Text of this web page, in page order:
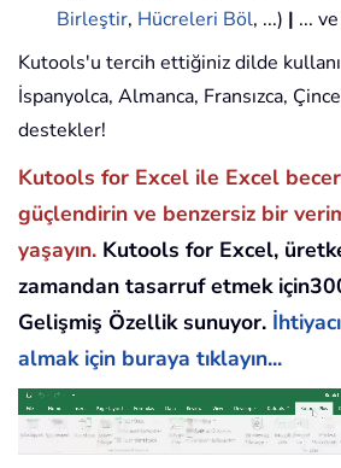
Birleştir, Hücreleri Böl, ...) | ...
Kutools'u tercih ettiğiniz dilde
İspanyolca, Almanca, Fransızca,
destekler!
Kutools for Excel ile Excel
güçlendirin ve benzersiz bir
yaşayın. Kutools for Excel,
zamandan tasarruf etmek
Gelişmiş Özellik sunuyor.
almak için buraya tıklayın...